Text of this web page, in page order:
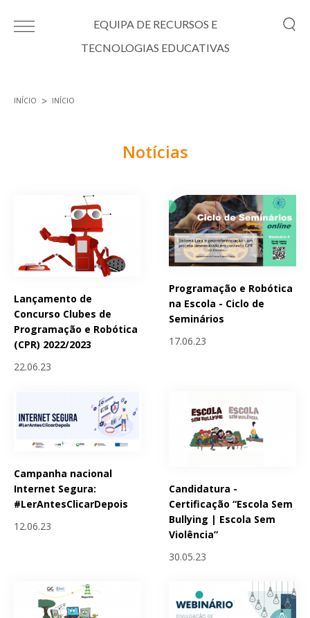
EQUIPA DE RECURSOS E
TECNOLOGIAS EDUCATIVAS
INÍCIO INÍCIO
Notícias
Lançamento de
Concurso Clubes de
Programação e Robótica
(CPR) 2022/2023
22.06.23
Programação e Robótica
na Escola - Ciclo de
Seminários
17.06.23
Campanha nacional
Internet Segura:
#LerAntesClicarDepois
12.06.23
Candidatura -
Certificação “Escola Sem
Bullying | Escola Sem
Violência”
30.05.23
Páginas